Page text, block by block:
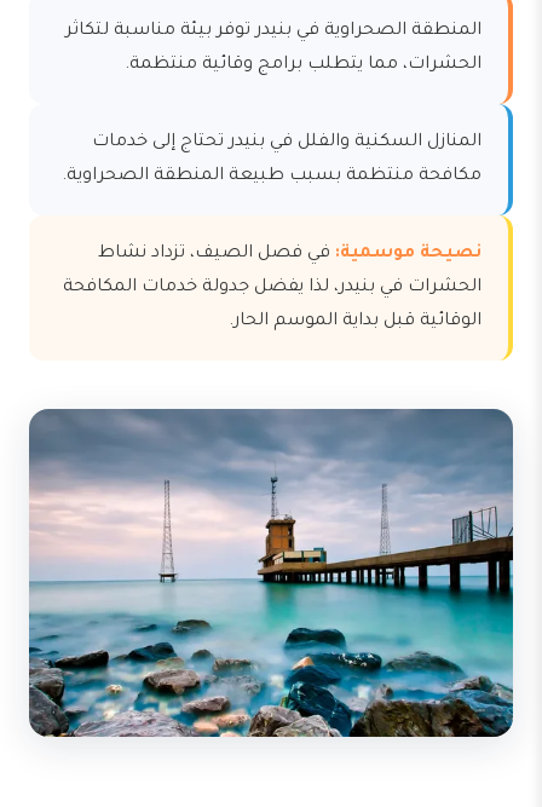
المنطقة الصحراوية في بنيدر توفر بيئة مناسبة لتكاثر
الحشرات، مما يتطلب برامج وقائية منتظمة.
المنازل السكنية والفلل في بنيدر تحتاج إلى خدمات
مكافحة منتظمة بسبب طبيعة المنطقة الصحراوية.
نصيحة موسمية: في فصل الصيف، تزداد نشاط
الحشرات في بنيدر، لذا يفضل جدولة خدمات المكافحة
الوقائية قبل بداية الموسم الحار.